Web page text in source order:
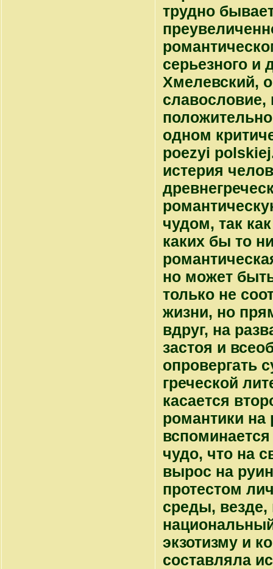
трудно
серьезного и
Хмелевский,
славословие,
одном
poezyi
истерия
чудом, так
каких бы то
но может
только не
жизни, но
вдруг, на
застоя и
опровергать
греческой
касается
романтики на
чудо, что на
вырос на
протестом
среды,
экзотизму и
составляла